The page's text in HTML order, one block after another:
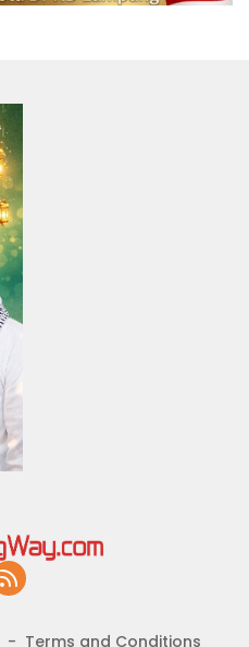
Terms and Conditions